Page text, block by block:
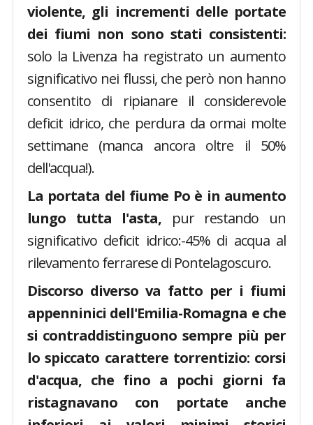
violente, gli incrementi delle portate
dei fiumi non sono stati consistenti:
solo la Livenza ha registrato un aumento
significativo nei flussi, che però non hanno
consentito di ripianare il considerevole
deficit idrico, che perdura da ormai molte
settimane (manca ancora oltre il 50%
dell'acqua!).
La portata del fiume Po è in aumento
lungo tutta l'asta, pur restando un
significativo deficit idrico:-45% di acqua al
rilevamento ferrarese di Pontelagoscuro.
Discorso diverso va fatto per i fiumi
appenninici dell'Emilia-Romagna e che
si contraddistinguono sempre più per
lo spiccato carattere torrentizio: corsi
d'acqua, che fino a pochi giorni fa
ristagnavano con portate anche